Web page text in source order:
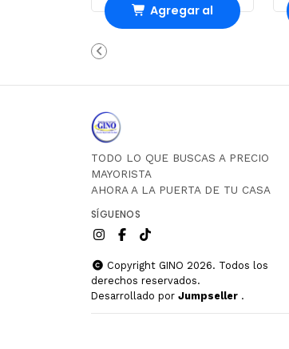
Agregar al
TODO LO QUE BUSCAS A PRECIO
MAYORISTA
AHORA A LA PUERTA DE TU CASA
SÍGUENOS
Copyright GINO 2026. Todos los
derechos reservados.
Desarrollado por Jumpseller .